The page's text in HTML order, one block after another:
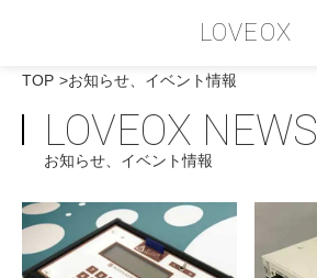
LOVEOX
PHILOSOPHY
フィロソフィー
COMPANY PROFILE
会社情報
TOP お知らせ、イベント情報
LOVEOX NEWS
お知らせ、イベント情報